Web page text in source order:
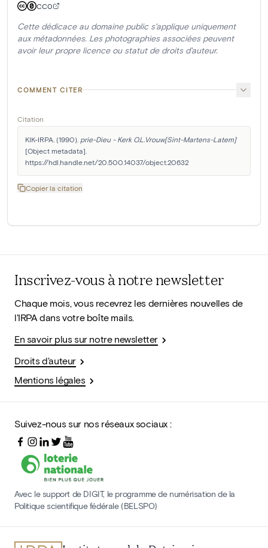
CC0
Cette dédicace au domaine public s'applique uniquement
aux métadonnées. Les photographies associées peuvent
avoir leur propre licence ou statut de droits d'auteur.
COMMENT CITER
Citation
KIK-IRPA. (1990). prie-Dieu - Kerk O.L.Vrouw[Sint-Martens-Latem]
[Object metadata].
https://hdl.handle.net/20.500.14037/object.20632
Copier la citation
Inscrivez-vous à notre newsletter
Chaque mois, vous recevrez les dernières nouvelles de
l'IRPA dans votre boîte mails.
En savoir plus sur notre newsletter
Droits d'auteur
Mentions légales
Suivez-nous sur nos réseaux sociaux :
Avec le support de DIGIT, le programme de numérisation de la
Politique scientifique fédérale (BELSPO)